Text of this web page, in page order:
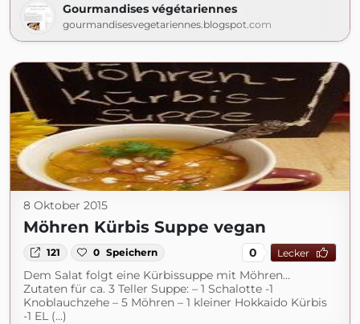
Gourmandises végétariennes
gourmandisesvegetariennes.blogspot.com
8 Oktober 2015
Möhren Kürbis Suppe vegan
121 0 Speichern 0 Lecker
Dem Salat folgt eine Kürbissuppe mit Möhren…
Zutaten für ca. 3 Teller Suppe: – 1 Schalotte -1
Knoblauchzehe – 5 Möhren – 1 kleiner Hokkaido Kürbis
-1 EL (...)